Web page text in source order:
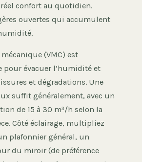
confort au quotidien.
ouvertes qui accumulent
(VMC) est
pour évacuer l’humidité et
et dégradations. Une
suffit généralement, avec un
de 15 à 30 m³/h selon la
Côté éclairage, multipliez
plafonnier général, un
du miroir (de préférence